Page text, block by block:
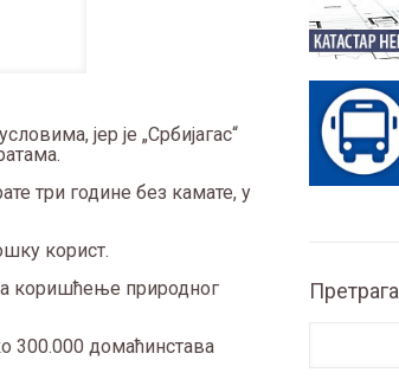
јер је „Србијагас“
три године без камате, у
корист.
коришћење природног
300.000 домаћинстава
Претрага